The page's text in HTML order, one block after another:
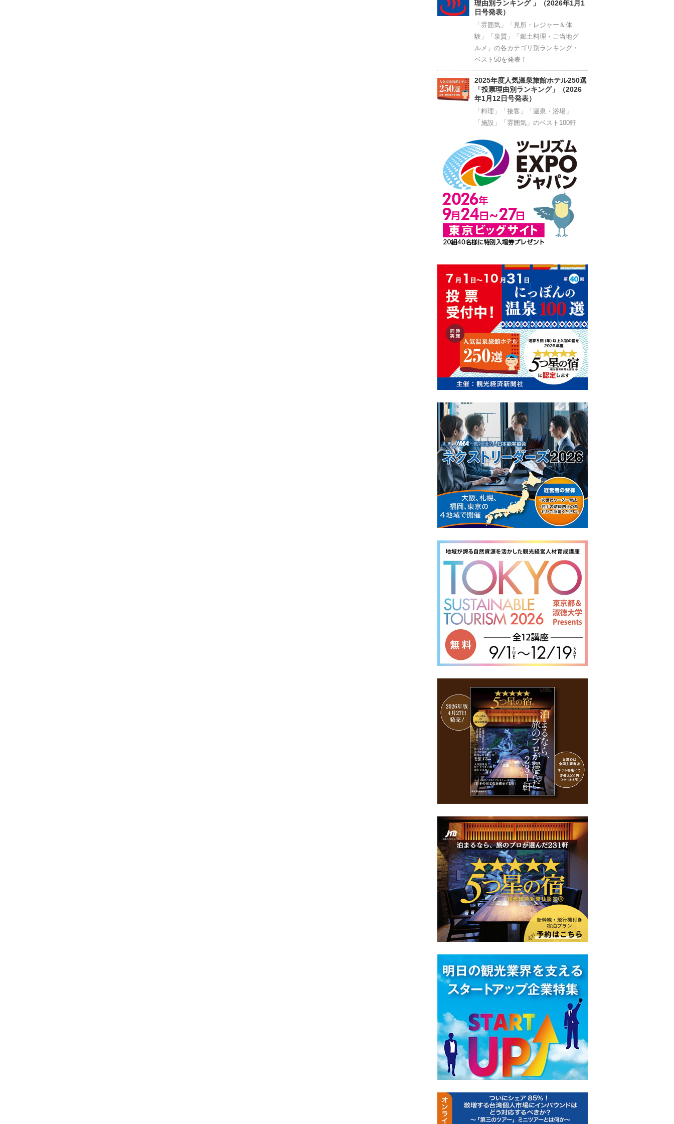
理由別ランキング 」（2026年1月1
日号発表）
「雰囲気」「見所・レジャー＆体
験」「泉質」「郷土料理・ご当地グ
ルメ」の各カテゴリ別ランキング・
ベスト50を発表！
2025年度人気温泉旅館ホテル250選
「投票理由別ランキング」（2026
年1月12日号発表）
「料理」「接客」「温泉・浴場」
「施設」「雰囲気」のベスト100軒